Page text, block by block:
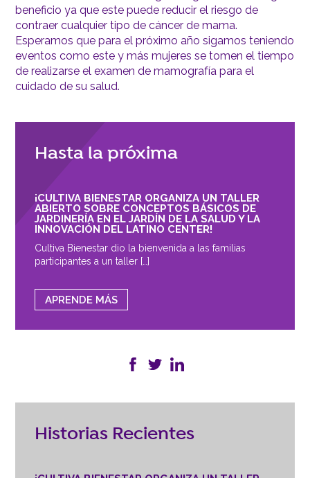
beneficio ya que este puede reducir el riesgo de
contraer cualquier tipo de cáncer de mama.
Esperamos que para el próximo año sigamos teniendo
eventos como este y más mujeres se tomen el tiempo
de realizarse el examen de mamografía para el
cuidado de su salud.
Hasta la próxima
¡CULTIVA BIENESTAR ORGANIZA UN TALLER
ABIERTO SOBRE CONCEPTOS BÁSICOS DE
JARDINERÍA EN EL JARDÍN DE LA SALUD Y LA
INNOVACIÓN DEL LATINO CENTER!
Cultiva Bienestar dio la bienvenida a las familias
participantes a un taller […]
APRENDE MÁS
Historias Recientes